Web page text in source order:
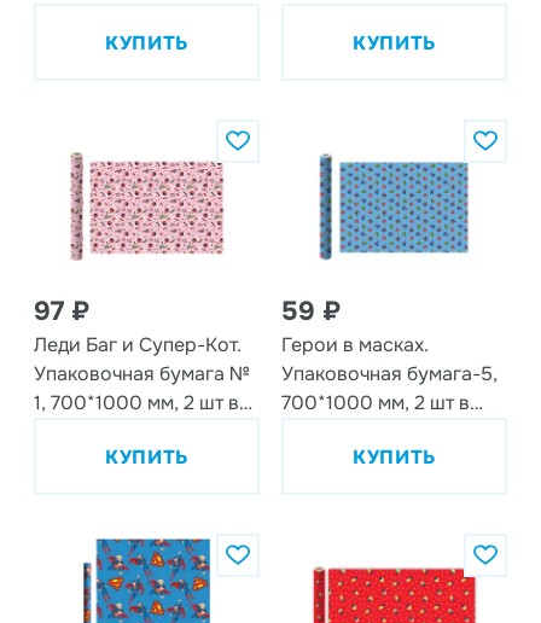
КУПИТЬ КУПИТЬ
97 ₽
Леди Баг и Супер-Кот.
Упаковочная бумага №
1, 700*1000 мм, 2 шт в
КУПИТЬ
59 ₽
Герои в масках.
Упаковочная бумага-5,
700*1000 мм, 2 шт в
КУПИТЬ